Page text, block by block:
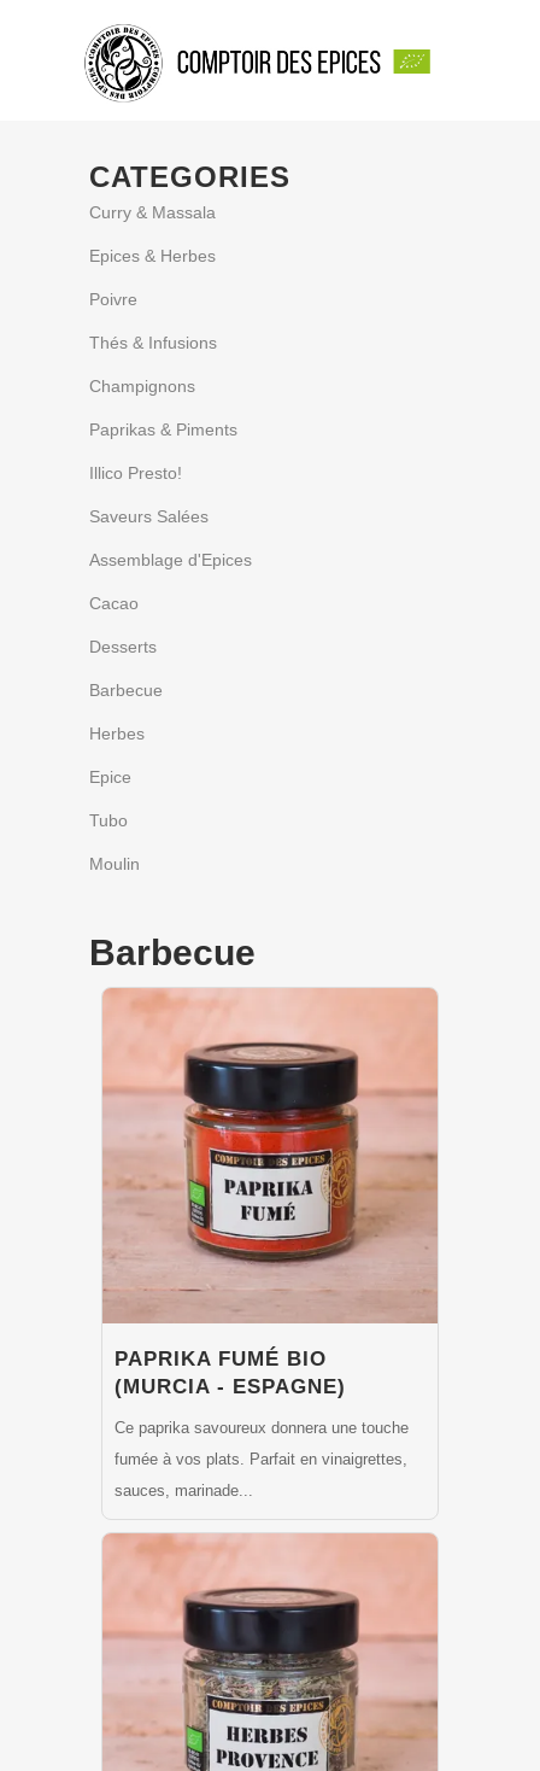
CATEGORIES
Curry & Massala
Epices & Herbes
Poivre
Thés & Infusions
Champignons
Paprikas & Piments
Illico Presto!
Saveurs Salées
Assemblage d'Epices
Cacao
Desserts
Barbecue
Herbes
Epice
Tubo
Moulin
Barbecue
PAPRIKA FUMÉ BIO
(MURCIA - ESPAGNE)
Ce paprika savoureux donnera une touche
fumée à vos plats. Parfait en vinaigrettes,
sauces, marinade...